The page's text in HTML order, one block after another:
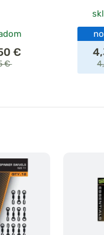
€
€